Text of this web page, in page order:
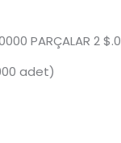
PARÇALAR 2 $.0
adet)